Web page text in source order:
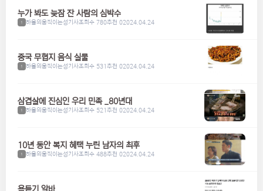
누가 봐도 늦잠 잔 사람의 심박수
1 하울의움직이는성기사조회수 780추천 02024.04.24
중국 무협지 음식 실물
1 하울의움직이는성기사조회수 531추천 02024.04.24
삼겹살에 진심인 우리 민족 _80년대
1 하울의움직이는성기사조회수 521추천 02024.04.24
10년 동안 복지 혜택 누린 남자의 최후
1 하울의움직이는성기사조회수 488추천 02024.04.24